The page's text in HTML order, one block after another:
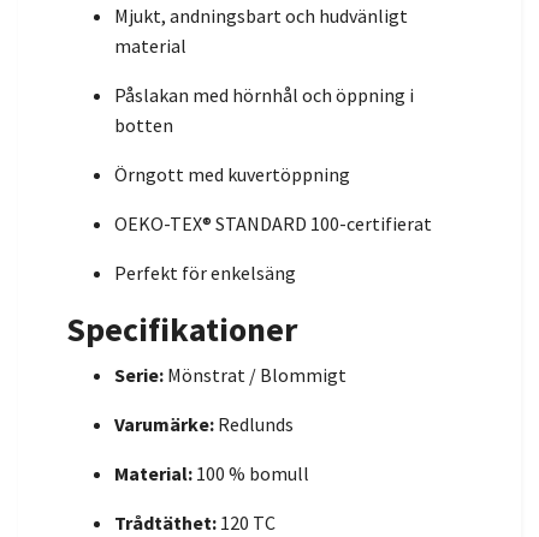
Mjukt, andningsbart och hudvänligt
material
Påslakan med hörnhål och öppning i
botten
Örngott med kuvertöppning
OEKO-TEX® STANDARD 100-certifierat
Perfekt för enkelsäng
Specifikationer
Serie: Mönstrat / Blommigt
Varumärke: Redlunds
Material: 100 % bomull
Trådtäthet: 120 TC